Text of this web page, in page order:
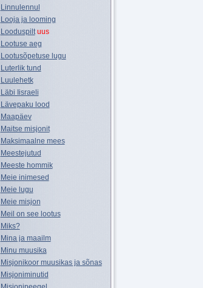
Linnulennul
Looja ja looming
Looduspilt uus
Lootuse aeg
Lootusõpetuse lugu
Luterlik tund
Luulehetk
Läbi Iisraeli
Lävepaku lood
Maapäev
Maitse misjonit
Maksimaalne mees
Meestejutud
Meeste hommik
Meie inimesed
Meie lugu
Meie misjon
Meil on see lootus
Miks?
Mina ja maailm
Minu muusika
Misjonikoor muusikas ja sõnas
Misjoniminutid